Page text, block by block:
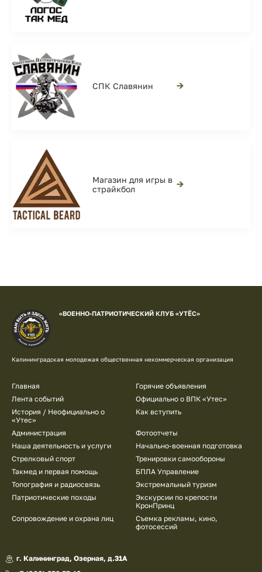
СПК Славянин →
Магазин для игры в
страйкбол
→
«ВОЕННО-ПАТРИОТИЧЕСКИЙ КЛУБ «УТЁС»
Калининградская молодежая общественная некоммерческая организация
Подвал
Главная
Горячие объявления
Лента событий
Официально о ВПК «Утес»
История / Неофициально о
«Утес»
Как вступить
Администрация
Фотоотчеты
Наша деятельность и услуги
Начально-военная подготовка
Стрелковый спорт
Тренировки самообороны
Такмед и первая помощь
БПЛА Управление
Топография и радиосвязь
Экстремальный туризм
Патриотические походы
Экскурсии по крепости
КронПринц
Сопровождение и охрана лиц
Съемка рекламы, кино,
фотосессий
г. Калининград, Озерная, д.31А